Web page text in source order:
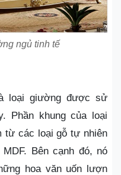
ngủ tinh tế
loại giường được sử
Phần khung của loại
từ các loại gỗ tự nhiên
Bên cạnh đó, nó
hoa văn uốn lượn